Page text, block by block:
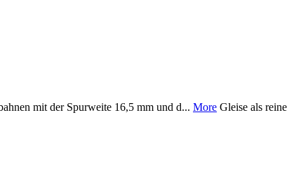
mit der Spurweite 16,5 mm und d... More Gleise als reine